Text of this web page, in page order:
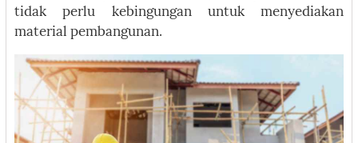
tidak perlu kebingungan untuk menyediakan
material pembangunan.